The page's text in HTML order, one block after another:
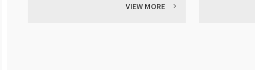
VIEW MORE